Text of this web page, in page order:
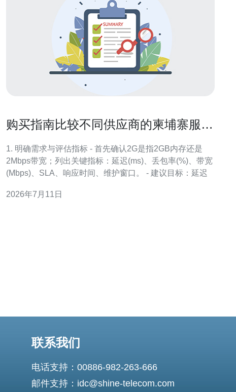
购买指南比较不同供应商的柬埔寨服务
1. 明确需求与评估指标 - 首先确认2G是指2GB内存还是
2Mbps带宽；列出关键指标：延迟(ms)、丢包率(%)、带宽
(Mbps)、SLA、响应时间、维护窗口。 - 建议目标：延迟
2026年7月11日
联系我们
电话支持：00886-982-263-666
邮件支持：idc@shine-telecom.com